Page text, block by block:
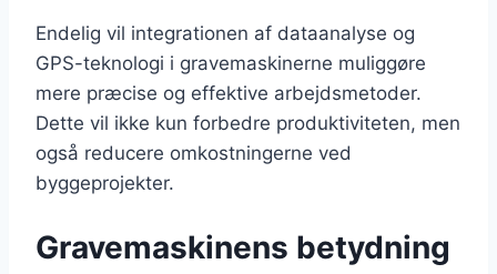
Endelig vil integrationen af dataanalyse og
GPS-teknologi i gravemaskinerne muliggøre
mere præcise og effektive arbejdsmetoder.
Dette vil ikke kun forbedre produktiviteten, men
også reducere omkostningerne ved
byggeprojekter.
Gravemaskinens betydning